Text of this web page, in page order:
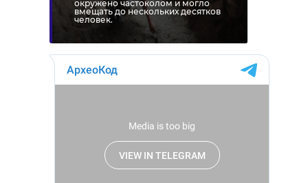
окружено частоколом и могло
вмещать до нескольких десятков
человек.